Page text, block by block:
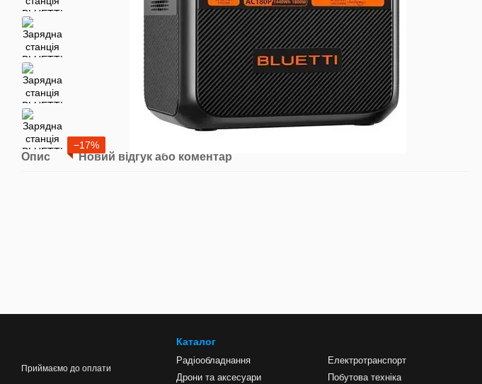
−17%
Опис Новий відгук або коментар
Приймаємо до оплати
Каталог
Радіообладнання
Дрони та аксесуари
Електротранспорт
Побутова техніка